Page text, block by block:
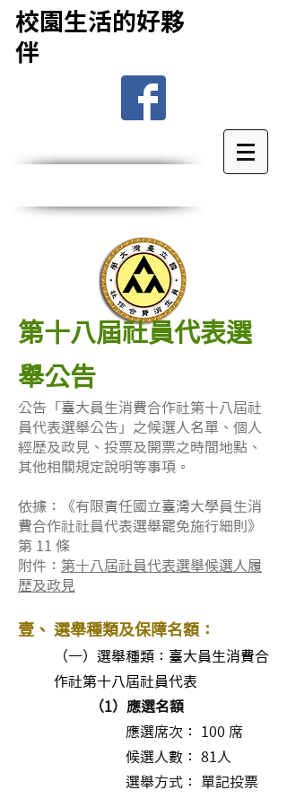
校園生活的好夥
伴
第十八屆社員代表選
舉公告
公告「臺大員生消費合作社第十八屆社
員代表選舉公告」之候選人名單、個人
經歷及政見、投票及開票之時間地點、
其他相關規定說明等事項。
依據：《有限責任國立臺灣大學員生消
費合作社社員代表選舉罷免施行細則》
第 11 條
附件： 第十八屆社員代表選舉候選人履
歷及政見
壹、 選舉種類及保障名額：
（一）選舉種類：臺大員生消費合
作社第十八屆社員代表
（1）應選名額
應選席次： 100 席
候選人數： 81人
選舉方式： 單記投票